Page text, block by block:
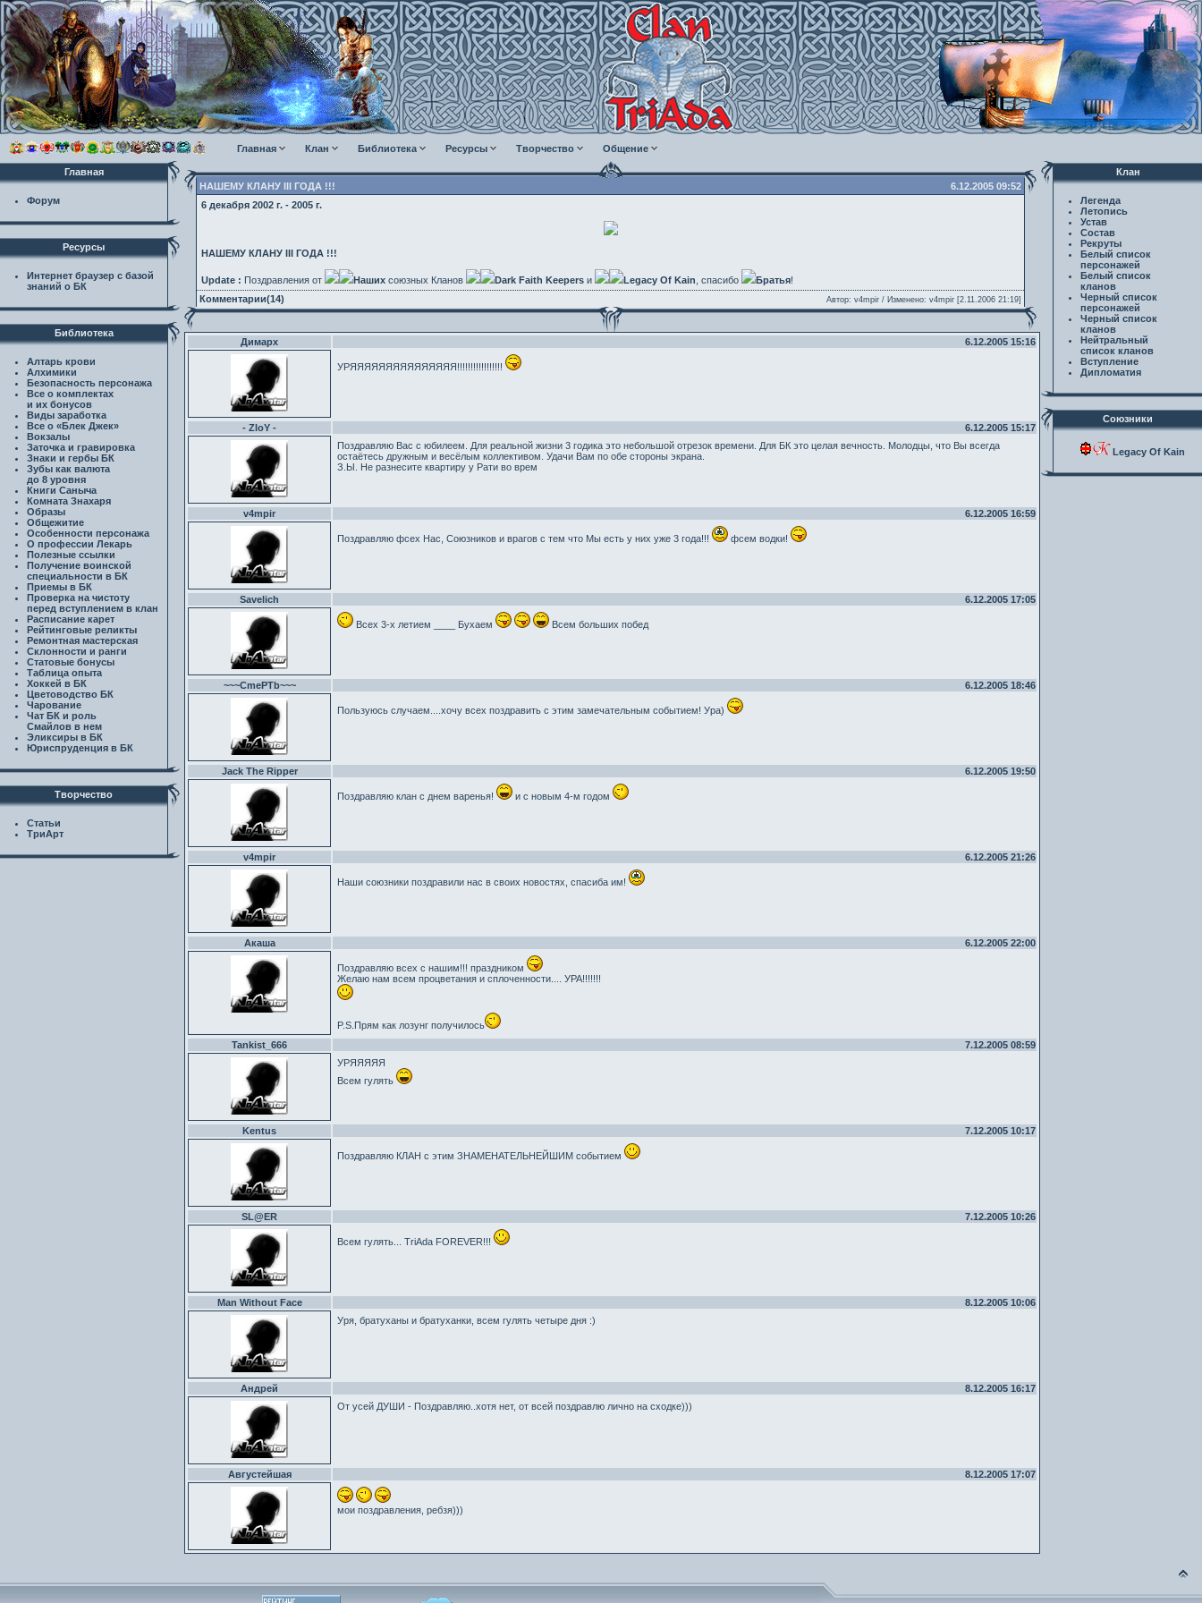
Главная Клан Библиотека Ресурсы Творчество Общение
Главная
Форум
Ресурсы
Интернет браузер с базой
знаний о БК
Библиотека
Алтарь крови
Алхимики
Безопасность персонажа
Все о комплектах
и их бонусов
Виды заработка
Все о «Блек Джек»
Вокзалы
Заточка и гравировка
Знаки и гербы БК
Зубы как валюта
до 8 уровня
Книги Саныча
Комната Знахаря
Образы
Общежитие
Особенности персонажа
О профессии Лекарь
Полезные ссылки
Получение воинской
специальности в БК
Приемы в БК
Проверка на чистоту
перед вступлением в клан
Расписание карет
Рейтинговые реликты
Ремонтная мастерская
Склонности и ранги
Статовые бонусы
Таблица опыта
Хоккей в БК
Цветоводство БК
Чарование
Чат БК и роль
Смайлов в нем
Эликсиры в БК
Юриспруденция в БК
Творчество
Статьи
ТриАрт
НАШЕМУ КЛАНУ III ГОДА !!!
6.12.2005 09:52
6 декабря 2002 г. - 2005 г.
НАШЕМУ КЛАНУ III ГОДА !!!
Update : Поздравления от Наших союзных Кланов Dark Faith Keepers и Legacy Of Kain , спасибо Братья!
Комментарии(14)
Автор: v4mpir / Изменено: v4mpir [2.11.2006 21:19]
Димарх 6.12.2005 15:16
УРЯЯЯЯЯЯЯЯЯЯЯЯЯЯЯ!!!!!!!!!!!!!!!!!
- ZloY -
6.12.2005 15:17
Поздравляю Вас с юбилеем. Для реальной жизни 3 годика это небольшой отрезок времени. Для БК это целая вечность. Молодцы, что Вы всегда
остаётесь дружным и весёлым коллективом. Удачи Вам по обе стороны экрана.
З.Ы. Не разнесите квартиру у Рати во врем
v4mpir 6.12.2005 16:59
Поздравляю фсех Нас, Союзников и врагов с тем что Мы есть у них уже 3 года!!! фсем водки!
Savelich 6.12.2005 17:05
Всех 3-х летием ____ Бухаем Всем больших побед
~~~CmePTb~~~ 6.12.2005 18:46
Пользуюсь случаем....хочу всех поздравить с этим замечательным событием! Ура)
Jack The Ripper 6.12.2005 19:50
Поздравляю клан с днем варенья! и с новым 4-м годом
v4mpir 6.12.2005 21:26
Наши союзники поздравили нас в своих новостях, спасиба им!
Акаша 6.12.2005 22:00
Поздравляю всех с нашим!!! праздником
Желаю нам всем процветания и сплоченности.... УРА!!!!!!!
P.S.Прям как лозунг получилось
Tankist_666
7.12.2005 08:59
УРЯЯЯЯЯ
Всем гулять
Kentus 7.12.2005 10:17
Поздравляю КЛАН с этим ЗНАМЕНАТЕЛЬНЕЙШИМ событием
SL@ER 7.12.2005 10:26
Всем гулять... TriAda FOREVER!!!
Man Without Face
8.12.2005 10:06
Уря, братуханы и братуханки, всем гулять четыре дня :)
Андрей
8.12.2005 16:17
От усей ДУШИ - Поздравляю..хотя нет, от всей поздравлю лично на сходке)))
Августейшая 8.12.2005 17:07
мои поздравления, ребзя)))
Клан
Легенда
Летопись
Устав
Состав
Рекруты
Белый список
персонажей
Белый список
кланов
Черный список
персонажей
Черный список
кланов
Нейтральный
список кланов
Вступление
Дипломатия
Союзники
Legacy Of Kain